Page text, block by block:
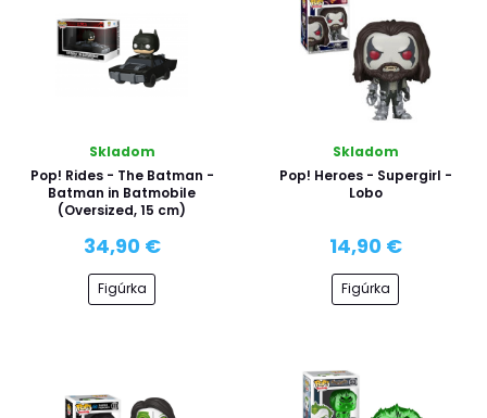
Skladom
Pop! Rides - The Batman -
Batman in Batmobile
(Oversized, 15 cm)
34,90 €
Figúrka
Skladom
Pop! Heroes - Supergirl -
Lobo
14,90 €
Figúrka